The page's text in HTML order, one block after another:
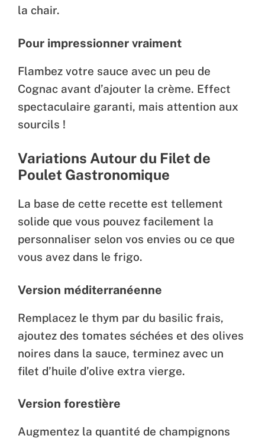
la chair.
Pour impressionner vraiment
Flambez votre sauce avec un peu de
Cognac avant d’ajouter la crème. Effect
spectaculaire garanti, mais attention aux
sourcils !
Variations Autour du Filet de
Poulet Gastronomique
La base de cette recette est tellement
solide que vous pouvez facilement la
personnaliser selon vos envies ou ce que
vous avez dans le frigo.
Version méditerranéenne
Remplacez le thym par du basilic frais,
ajoutez des tomates séchées et des olives
noires dans la sauce, terminez avec un
filet d’huile d’olive extra vierge.
Version forestière
Augmentez la quantité de champignons